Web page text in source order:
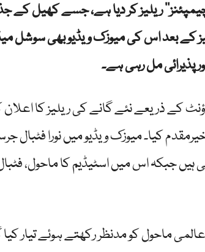
چیمپئنز‘‘ ریلیز کر دیا ہے، جسے کھیل
کے بعد اس کی میوزک ویڈیو بھی سوشل
پذیرائی مل رہی ہے۔
کے ذریعے نئے گانے کی ریلیز کا
کیا۔ میوزک ویڈیو میں نورا فٹبال
ہیں جبکہ اس میں اسٹیڈیم کا ماحول،
ماحول کو مدنظر رکھتے ہوئے تیار